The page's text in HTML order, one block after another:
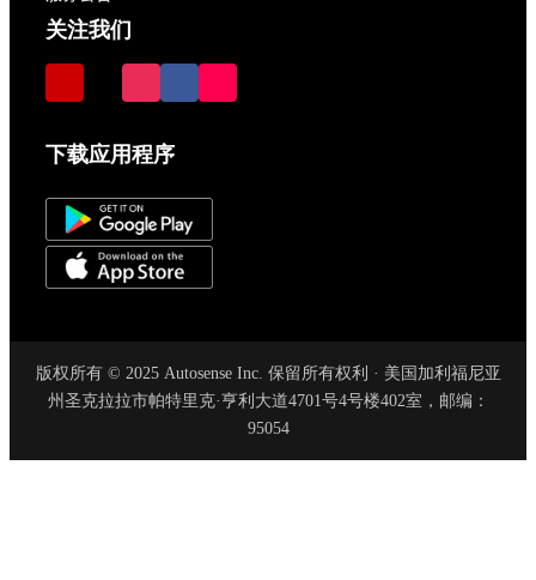
关注我们
下载应用程序
版权所有 © 2025 Autosense Inc. 保留所有权利 · 美国加利福尼亚
州圣克拉拉市帕特里克·亨利大道4701号4号楼402室，邮编：
95054